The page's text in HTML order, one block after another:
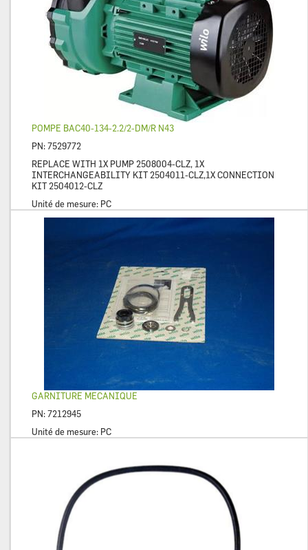
POMPE BAC40-134-2.2/2-DM/R N43
PN:7529772
REPLACE WITH 1X PUMP 2508004-CLZ, 1X
INTERCHANGEABILITY KIT 2504011-CLZ,1X CONNECTION
KIT 2504012-CLZ
Unité de mesure: PC
GARNITURE MECANIQUE
PN:7212945
Unité de mesure: PC